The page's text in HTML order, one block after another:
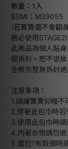
數量：1入
BSMI：M39055
(若寶寶還不會翻
務必使用
此商品為個人貼
經拆封，恕不退
全新完整無拆封
注意事項：
1.請讓寶寶仰睡
2.穿著此包巾時
3.使用此包巾時
4.內著衣物請勿
5.當拉?有毀損時